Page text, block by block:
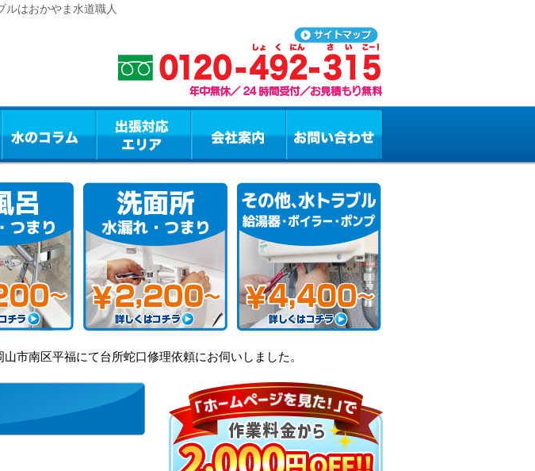
ルはおかやま水道職人
山市南区平福にて台所蛇口修理依頼にお伺いしました。